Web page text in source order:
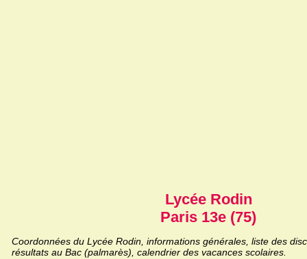
Lycée Rodin
Paris 13e (75)
Coordonnées du Lycée Rodin, informations générales, liste des
résultats au Bac (palmarès), calendrier des vacances scolaires.